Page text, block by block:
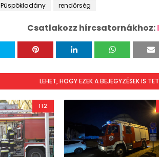
Püspökladány rendőrség
Csatlakozz hírcsatornákhoz:
LEHET, HOGY EZEK A BEJEGYZÉSEK IS
112